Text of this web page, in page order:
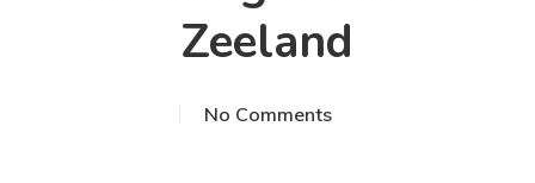
Zeeland
No Comments